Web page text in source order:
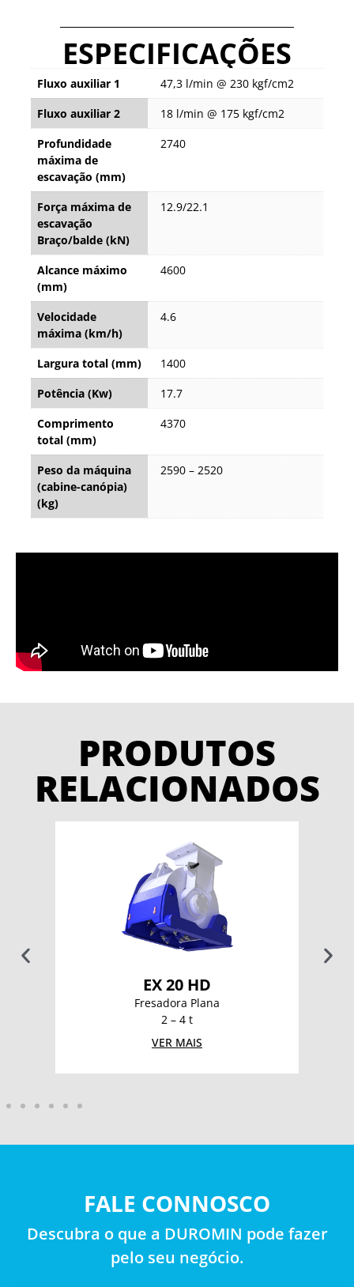
ESPECIFICAÇÕES
Fluxo auxiliar 1
47,3 l/min @ 230 kgf/cm2
Fluxo auxiliar 2
18 l/min @ 175 kgf/cm2
Profundidade
máxima de
escavação (mm)
2740
Força máxima de
escavação
Braço/balde (kN)
12.9/22.1
Alcance máximo
(mm)
4600
Velocidade
máxima (km/h)
4.6
Largura total (mm)
1400
Potência (Kw)
17.7
Comprimento
total (mm)
4370
Peso da máquina
(cabine-canópia)
(kg)
2590 – 2520
PRODUTOS
RELACIONADOS
EX 20 HD
Fresadora Plana
2 – 4 t
VER MAIS
FALE CONNOSCO
Descubra o que a DUROMIN pode fazer
pelo seu negócio.